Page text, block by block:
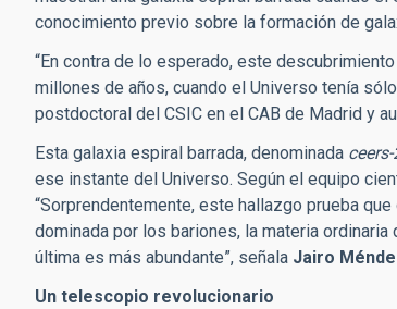
conocimiento previo sobre la formación de
“En contra de lo esperado, este
millones de años, cuando el Universo tenía
postdoctoral del CSIC en el CAB de Madrid y
Esta galaxia espiral barrada, denominada
ese instante del Universo. Según el equipo
“Sorprendentemente, este hallazgo prueba
dominada por los bariones, la materia
última es más abundante”, señala Jairo
Un telescopio revolucionario